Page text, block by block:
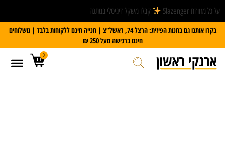
על כל מזוודת Slazenger
קבלו משקל דיגיטלי במתנה
בקרו אותנו גם בחנות הפיזית: הרצל 74, ראשל”צ | חנייה חינם ללקוחות בלבד | משלוחים
חינם ברכישה מעל 250 ₪
0